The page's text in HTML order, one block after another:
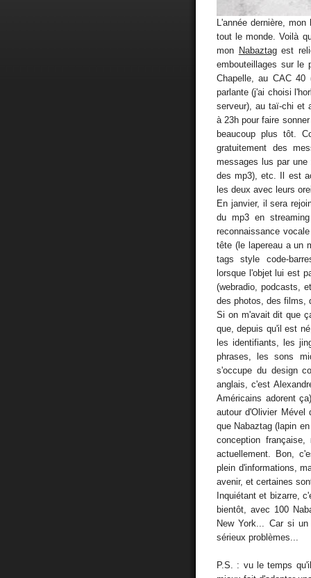
L'année dernière,
tout le monde. Voilà
mon Nabaztagest
embouteillages sur le
Chapelle, au CAC
parlante (j'ai choisi
serveur), au taï-chi et
à 23h pour faire
beaucoup plus tôt.
gratuitement des
messages lus par
des mp3), etc. Il est
les deux avec leurs
En janvier, il sera
du mp3 en
reconnaissance
tête (le lapereau a un
tags style code-
lorsque l'objet lui est
(webradio, podcasts,
des photos, des films,
Si on m'avait dit que
que, depuis qu'il est
les identifiants, les
phrases, les sons
s'occupe du design
anglais, c'est
Américains adorent
autour d'Olivier Mével
que Nabaztag (lapin
conception
actuellement. Bon,
plein d'informations,
avenir, et certaines
Inquiétant et bizarre,
bientôt, avec 100
New York... Car si
sérieux problèmes...
P.S. : vu le temps